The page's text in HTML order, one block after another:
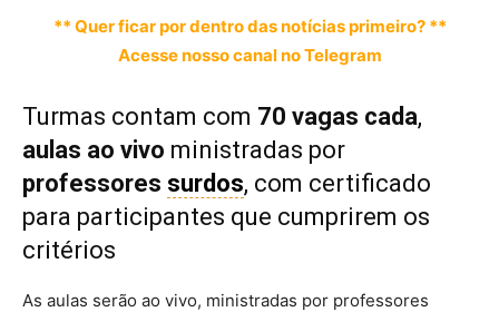
** Quer ficar por dentro das notícias primeiro? **
Acesse nosso canal no Telegram
Turmas contam com 70 vagas cada,
aulas ao vivo ministradas por
professores surdos, com certificado
para participantes que cumprirem os
critérios
As aulas serão ao vivo, ministradas por professores